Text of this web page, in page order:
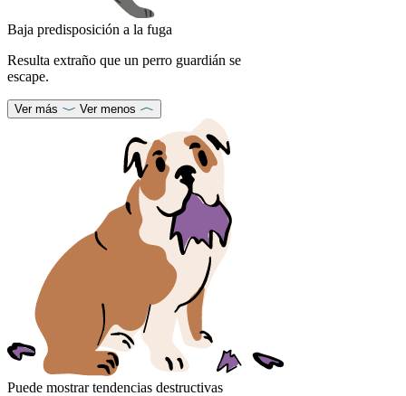
Baja predisposición a la fuga
Resulta extraño que un perro guardián se
escape.
Ver más Ver menos
Puede mostrar tendencias destructivas